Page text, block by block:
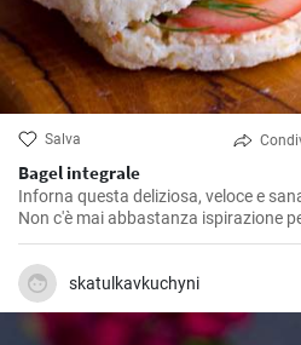
Salva
Bagel integrale
Inforna questa deliziosa, veloce e
Non c'è mai abbastanza ispirazione
gustosa.
skatulkavkuchyni